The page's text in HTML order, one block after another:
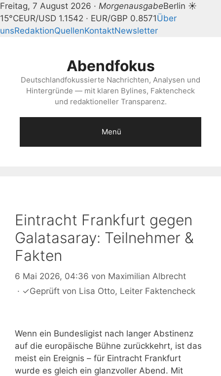
Freitag, 7 August 2026 · MorgenausgabeBerlin ☀
15°CEUR/USD 1.1542 · EUR/GBP 0.8571Über
unsRedaktionQuellenKontaktNewsletter
Abendfokus
Deutschlandfokussierte Nachrichten, Analysen und
Hintergründe — mit klaren Bylines, Faktencheck
und redaktioneller Transparenz.
Menü
Eintracht Frankfurt gegen
Galatasaray: Teilnehmer &
Fakten
6 Mai 2026, 04:36 von Maximilian Albrecht
· ✓Geprüft von Lisa Otto, Leiter Faktencheck
Wenn ein Bundesligist nach langer Abstinenz
auf die europäische Bühne zurückkehrt, ist das
meist ein Ereignis – für Eintracht Frankfurt
wurde es gleich ein glanzvoller Abend. Mit